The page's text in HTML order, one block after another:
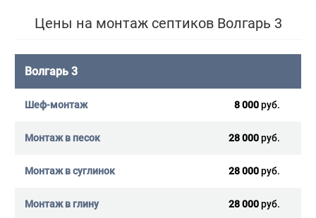
Цены на монтаж септиков Волгарь 3
Волгарь 3
8 000руб.
28 000руб.
28 000руб.
28 000руб.